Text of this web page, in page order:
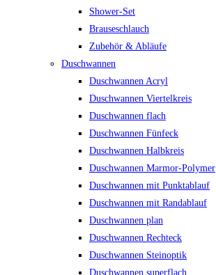
Shower-Set
Brauseschlauch
Zubehör & Abläufe
Duschwannen
Duschwannen Acryl
Duschwannen Viertelkreis
Duschwannen flach
Duschwannen Fünfeck
Duschwannen Halbkreis
Duschwannen Marmor-Polymer
Duschwannen mit Punktablauf
Duschwannen mit Randablauf
Duschwannen plan
Duschwannen Rechteck
Duschwannen Steinoptik
Duschwannen superflach